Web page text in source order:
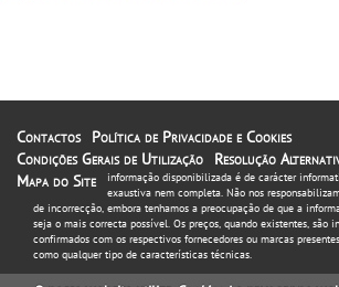
Contactos
Política de Privacidade e Cookies
Condições Gerais de Utilização
Resolução
Mapa do Site
informação disponibilizada é de carácter
exaustiva nem completa. Não nos
de incorrecção, embora tenhamos a preocupação de que a
seja o mais correcta possível. Os preços, quando existentes, são
confirmados com os respectivos fornecedores ou marcas
como qualquer tipo de características técnicas.